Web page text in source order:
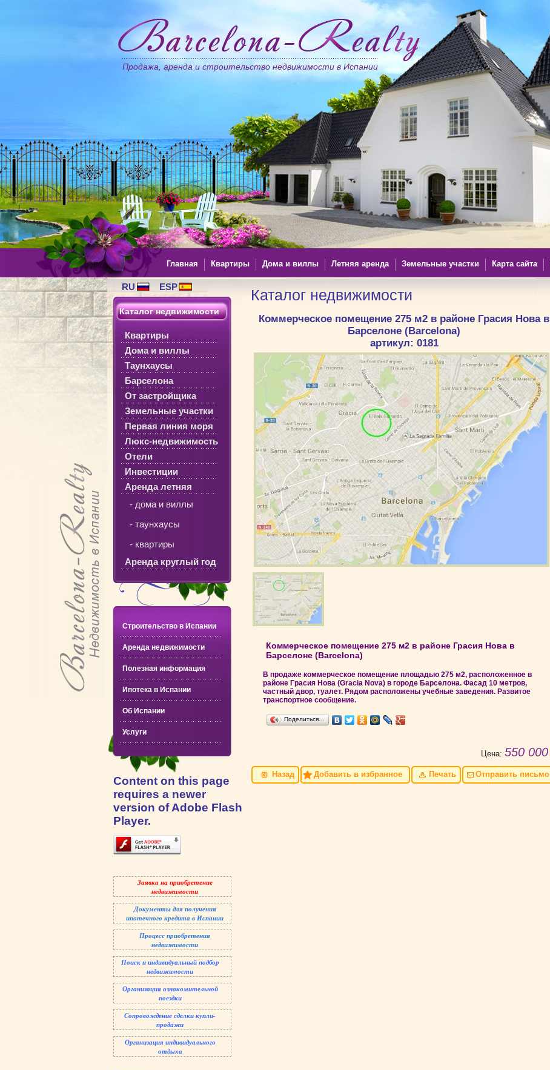
Продажа, аренда и строительство недвижимости в Испании
Главная Квартиры Дома и виллы Летняя аренда Земельные участки Карта сайта
RU ESP
Каталог недвижимости
Квартиры
Дома и виллы
Таунхаусы
Барселона
От застройщика
Земельные участки
Первая линия моря
Люкс-недвижимость
Отели
Инвестиции
Аренда летняя
- дома и виллы
- таунхаусы
- квартиры
Аренда круглый год
Строительство в Испании
Аренда недвижимости
Полезная информация
Ипотека в Испании
Об Испании
Услуги
Content on this page
requires a newer
version of Adobe Flash
Player.
Заявка на приобретение
недвижимости
Документы для получения
ипотечного кредита в Испании
Процесс приобретения
недвижимости
Поиск и индивидуальный подбор
недвижимости
Организация ознакомительной
поездки
Cопровождение сделки купли-
продажи
Организация индивидуального
отдыха
Каталог недвижимости
Коммерческое помещение 275 м2 в районе Грасия Нова в
Барселоне (Barcelona)
артикул: 0181
Коммерческое помещение 275 м2 в районе Грасия Нова в
Барселоне (Barcelona)
В продаже коммерческое помещение площадью 275 м2, расположенное в
районе Грасия Нова (Gracia Nova) в городе Барселона. Фасад 10 метров,
частный двор, туалет. Рядом расположены учебные заведения. Развитое
транспортное сообщение.
Поделиться…
Цена: 550 000
Назад Добавить в избранное Печать Отправить письмо